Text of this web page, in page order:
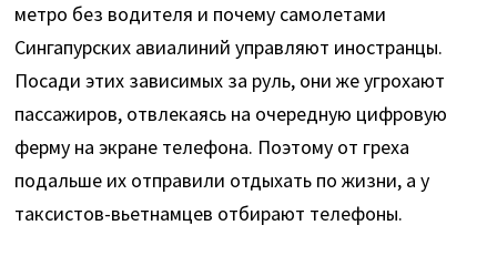
метро без водителя и почему самолетами
Сингапурских авиалиний управляют иностранцы.
Посади этих зависимых за руль, они же угрохают
пассажиров, отвлекаясь на очередную цифровую
ферму на экране телефона. Поэтому от греха
подальше их отправили отдыхать по жизни, а у
таксистов-вьетнамцев отбирают телефоны.